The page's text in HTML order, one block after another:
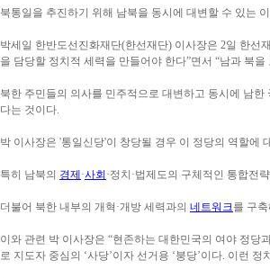
북통일을 추진하기 위해 남북을 동시에 대변할 수 있는
박세일 한반도선진화재단(한선재단) 이사장은 2일 한선
을 담당할 정치적 세력을 만들어야 한다”면서 “남과 북
북한 주민들의 의사를 민주적으로 대변하고 동시에 남
다는 것이다.
박 이사장은 '통일신당'이 창당될 경우 이 정당의 역할에
특히 남북의 경제 ·사회 ·정치·법제도의 구체적인 통합전
더불어 북한 내부의 개혁·개방 세력과의 네트워크를 구
이와 관련 박 이사장은 “현존하는 대한민국의 여야 정당
로 지도자 중심의 ‘사당’이자 선거용 ‘붕당’이다. 이런 정